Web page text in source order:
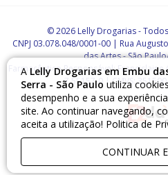
A Lelly Drogarias em Embu
Serra - São Paulo utiliza
desempenho e a sua
site. Ao continuar navegando,
aceita a utilização! Politica de
CONTINUAR
© 2026 Lelly Drogarias -
CNPJ 03.078.048/0001-00 | Rua
das Artes - São
Farmacêutico Responsável: Francislaine
7.55157-0 | CMVS: